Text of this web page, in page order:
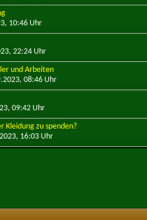
10:46 Uhr
22:24 Uhr
und Arbeiten
08:46 Uhr
09:42 Uhr
Kleidung zu spenden?
16:03 Uhr